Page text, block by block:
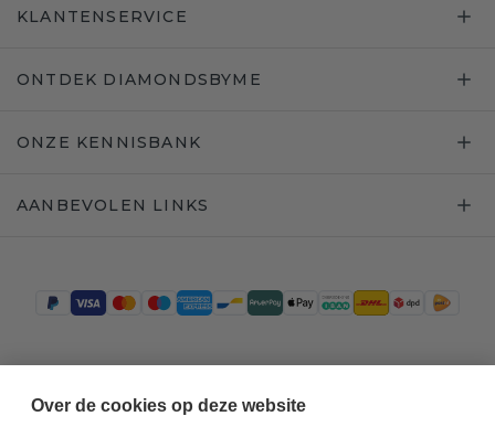
KLANTENSERVICE
ONTDEK DIAMONDSBYME
ONZE KENNISBANK
AANBEVOLEN LINKS
Over de cookies op deze website